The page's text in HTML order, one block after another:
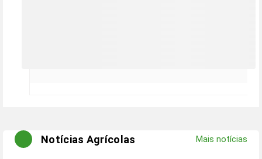
Notícias Agrícolas Mais notícias